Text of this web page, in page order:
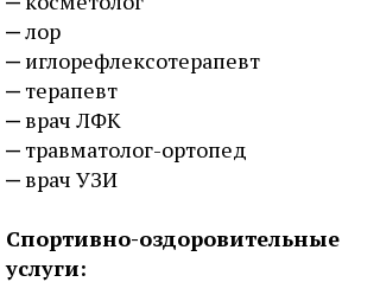
лор
иглорефлексотерапевт
терапевт
врач ЛФК
травматолог-ортопед
врач УЗИ
Спортивно-оздоровительные
услуги: